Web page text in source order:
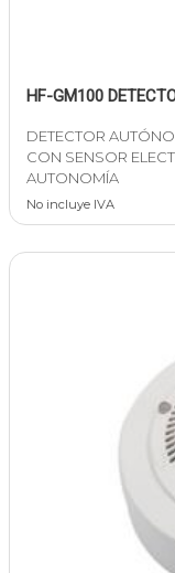
HF-GM100
DETECTOR
CON SENSOR
AUTONOMÍA
No incluye IVA